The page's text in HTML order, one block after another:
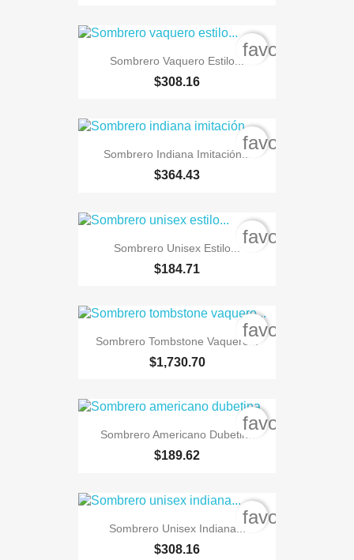
Sombrero Vaquero Estilo...
$308.16
Sombrero Indiana Imitación...
$364.43
Sombrero Unisex Estilo...
$184.71
Sombrero Tombstone Vaquero...
$1,730.70
Sombrero Americano Dubetina
$189.62
Sombrero Unisex Indiana...
$308.16